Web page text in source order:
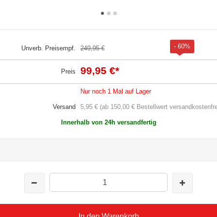
Unverb. Preisempf. 249,95 € - 60%
Preis 99,95 €*
Nur noch 1 Mal auf Lager
Versand 5,95 € (ab 150,00 € Bestellwert
Innerhalb von 24h versandfertig